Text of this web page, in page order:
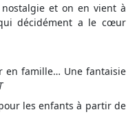
et on en vient à
décidément a le cœur
en famille… Une fantaisie
les enfants à partir de